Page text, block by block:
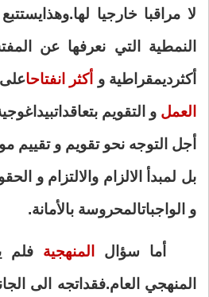
لا مراقبا خارجيا لها.وهذا
النمطية التي نعرفها عن
أكثر ديمقراطية و أكثر انفتاحا
العمل و التقويم بتعاقدات
أجل التوجه نحو تقويم و
بل لمبدأ الالزام والالتزام و
و الواجباتالمحروسة بالأمانة.
أما سؤال المنهجية فلم
المنهجي العام.فقد اتجه الى